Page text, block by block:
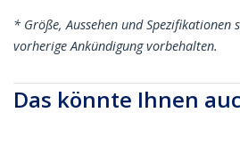
* Größe, Aussehen und Spezifikationen
vorherige Ankündigung vorbehalten.
Das könnte Ihnen